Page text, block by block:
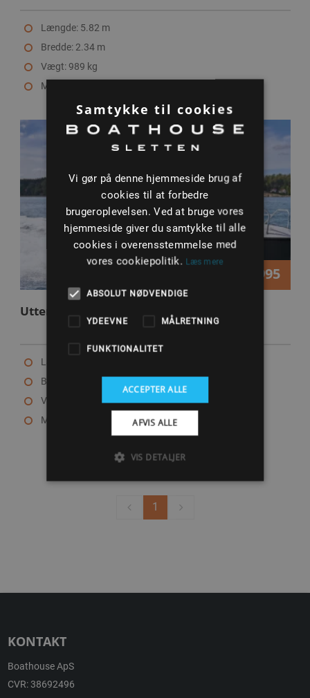
Længde: 5.82 m
Bredde: 2.34 m
Vægt: 989 kg
Max motor: 150 HK
349.995
Uttern T65
Længde: 6.28 m
Bredde: 2.46 m
Vægt: 1274 kg
Max motor: 225 HK
1
KONTAKT
Boathouse ApS
CVR: 38692496
Samtykke til cookies
Vi gør på denne hjemmeside brug af
cookies til at forbedre
brugeroplevelsen. Ved at bruge vores
hjemmeside giver du samtykke til alle
cookies i overensstemmelse med
vores cookiepolitik. Læs mere
ABSOLUT NØDVENDIGE
YDEEVNE MÅLRETNING
FUNKTIONALITET
ACCEPTER ALLE
AFVIS ALLE
VIS DETALJER